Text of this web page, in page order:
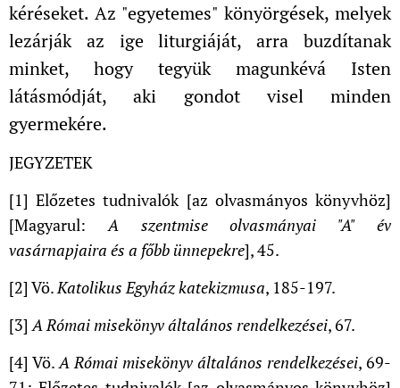
kéréseket. Az "egyetemes" könyörgések, melyek
lezárják az ige liturgiáját, arra buzdítanak
minket, hogy tegyük magunkévá Isten
látásmódját, aki gondot visel minden
gyermekére.
JEGYZETEK
[1] Előzetes tudnivalók [az olvasmányos könyvhöz]
[Magyarul:A szentmise olvasmányai "A" év
vasárnapjaira és a főbb ünnepekre], 45.
[2] Vö.Katolikus Egyház katekizmusa, 185-197.
[3]A Római misekönyv általános rendelkezései, 67.
[4] Vö.A Római misekönyv általános rendelkezései, 69-